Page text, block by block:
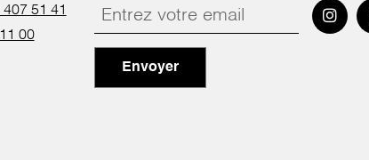
51 41
00
Envoyer